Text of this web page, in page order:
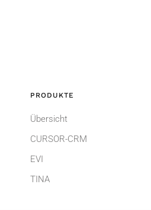
PRODUKTE
Übersicht
CURSOR-CRM
EVI
TINA